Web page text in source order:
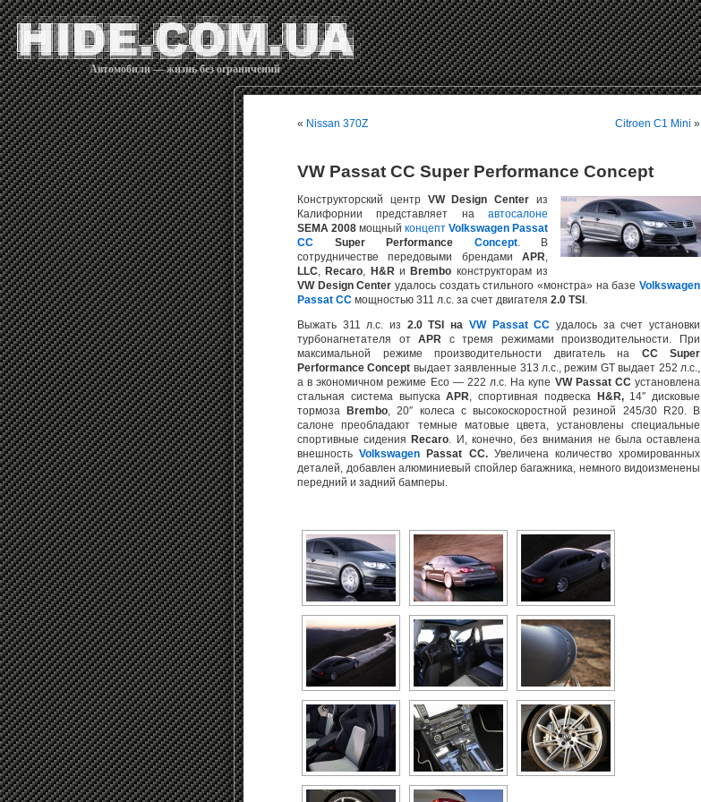
Автомобили — жизнь без ограничений
« Nissan 370Z Citroen C1 Mini »
VW Passat CC Super Performance Concept
Конструкторский центр VW Design Center из
Калифорнии представляет на автосалоне
SEMA 2008 мощный концепт Volkswagen Passat
CC Super Performance Concept. В
сотрудничестве передовыми брендами APR,
LLC, Recaro, H&Rи Brembo конструкторам из
VW Design Center удалось создать стильного «монстра» на базе Volkswagen
Passat CC мощностью 311 л.с. за счет двигателя 2.0 TSI .
Выжать 311 л.с. из 2.0 TSI на VW Passat CC удалось за счет установки
турбонагнетателя отAPR c тремя режимами производительности. При
максимальной режиме производительности двигатель на CC Super
Performance Concept выдает заявленные 313 л.с., режим GT выдает 252 л.c.,
а в экономичном режиме Eco — 222 л.с. На купе VW Passat CCустановлена
стальная система выпускаAPR, спортивная подвеска H&R,14″ дисковые
тормоза
Brembo, 20″ колеса с высокоскоростной резиной 245/30 R20. В
салоне преобладают темные матовые цвета, установлены специальные
спортивные сидения Recaro. И, конечно, без внимания не была оставлена
внешностьVolkswagen Passat CC.Увеличена количество хромированных
деталей, добавлен алюминиевый спойлер багажника, немного видоизменены
передний и задний бамперы.